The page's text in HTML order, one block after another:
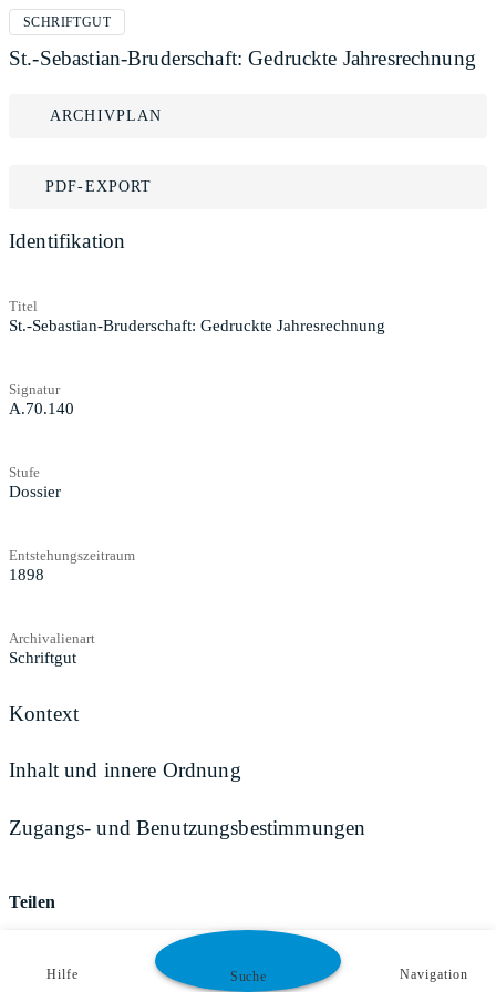
SCHRIFTGUT
St.-Sebastian-Bruderschaft: Gedruckte Jahresrechnung
ARCHIVPLAN
PDF-EXPORT
Identifikation
Titel
St.-Sebastian-Bruderschaft: Gedruckte Jahresrechnung
Signatur
A.70.140
Stufe
Dossier
Entstehungszeitraum
1898
Archivalienart
Schriftgut
Kontext
Inhalt und innere Ordnung
Zugangs- und Benutzungsbestimmungen
Teilen
Hilfe Suche Navigation